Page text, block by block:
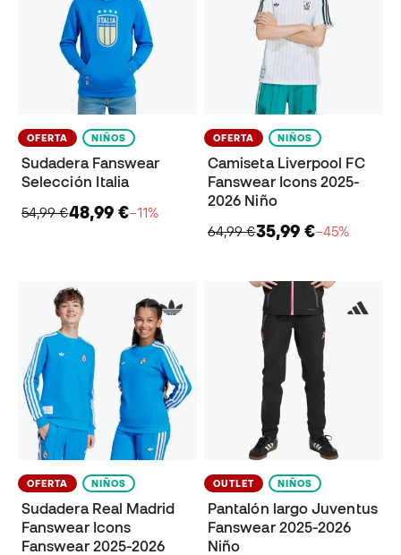
OFERTA NIÑOS
Sudadera Fanswear
Selección Italia
54,99 €48,99 €−11%
OFERTA NIÑOS
Camiseta Liverpool FC
Fanswear Icons 2025-
2026 Niño
64,99 €35,99 €−45%
OFERTA NIÑOS
Sudadera Real Madrid
Fanswear Icons
Fanswear 2025-2026
OUTLET NIÑOS
Pantalón largo Juventus
Fanswear 2025-2026
Niño